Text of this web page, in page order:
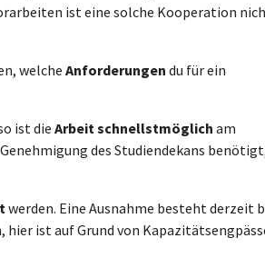
ist eine solche Kooperation
welche Anforderungen du für ein
ist die Arbeit schnellstmöglich am
des Studiendekans
werden. Eine Ausnahme besteht derzeit
hier ist auf Grund von